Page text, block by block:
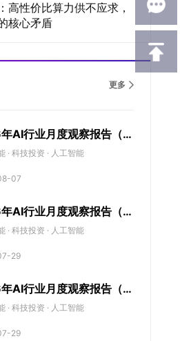
高性价比算力供不应求，
核心矛盾
更多
AI行业月度观察报告（7
· 科技投资 · 人工智能
07
AI行业月度观察报告（6
· 科技投资 · 人工智能
29
AI行业月度观察报告（5
· 科技投资 · 人工智能
29